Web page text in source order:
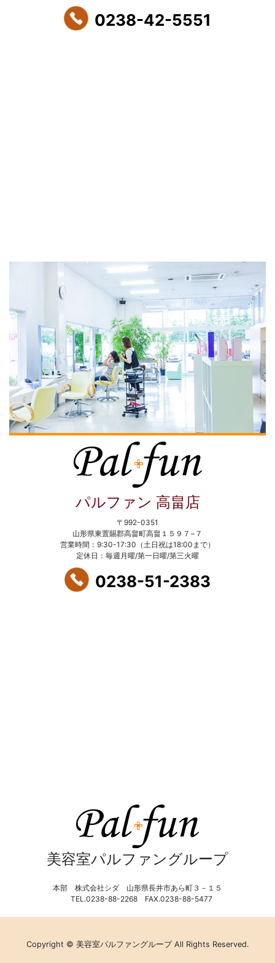
0238-42-5551
パルファン 高畠店
〒992-0351
山形県東置賜郡高畠町高畠１５９７−７
営業時間：9:30-17:30（土日祝は18:00まで）
定休日：毎週月曜/第一日曜/第三火曜
0238-51-2383
美容室パルファングループ
本部 株式会社シダ 山形県長井市あら町３－１５
TEL.0238-88-2268 FAX.0238-88-5477
Copyright © 美容室パルファングループ All Rights Reserved.